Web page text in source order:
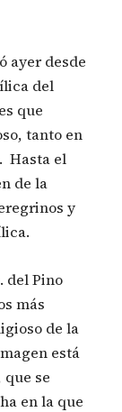
ayer desde
del
que
tanto en
Hasta el
de la
y
del Pino
más
de la
está
se
en la que